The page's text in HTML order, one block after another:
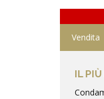
Vendita
IL